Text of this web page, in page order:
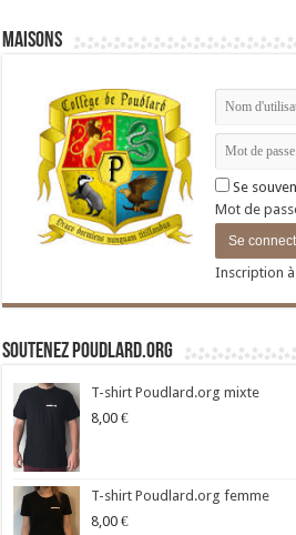
Maisons
Se
Mot de
Inscription
Soutenez Poudlard.org
T-shirt Poudlard.org mixte
8,00 €
T-shirt Poudlard.org femme
8,00 €